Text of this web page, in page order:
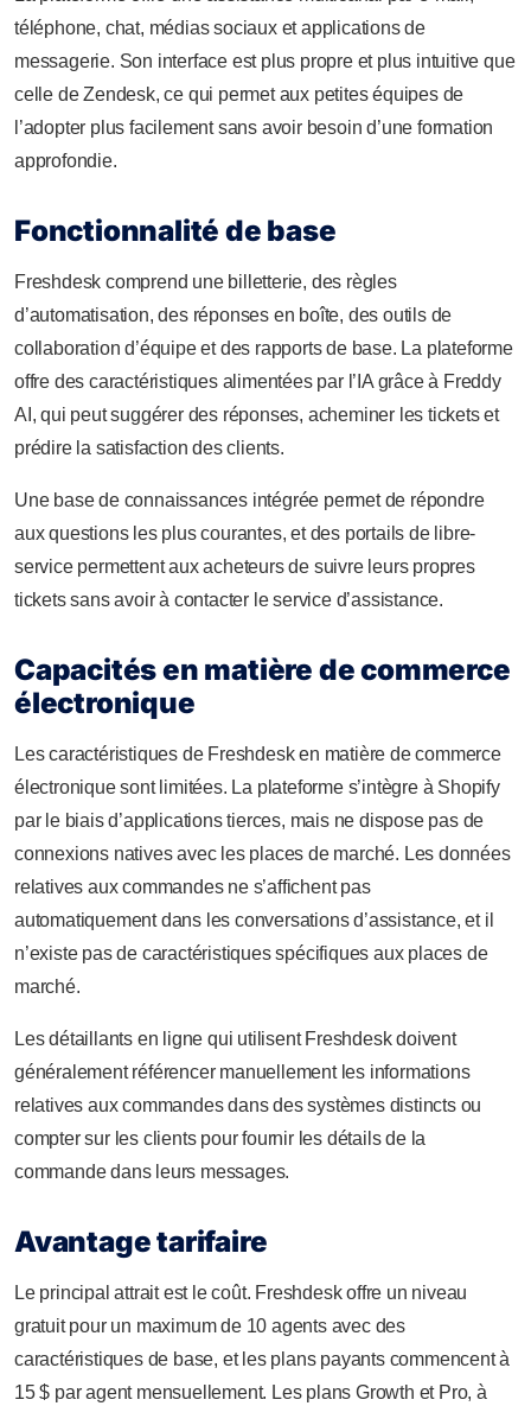
téléphone, chat, médias sociaux et applications de
messagerie. Son interface est plus propre et plus intuitive que
celle de Zendesk, ce qui permet aux petites équipes de
l’adopter plus facilement sans avoir besoin d’une formation
approfondie.
Fonctionnalité de base
Freshdesk comprend une billetterie, des règles
d’automatisation, des réponses en boîte, des outils de
collaboration d’équipe et des rapports de base. La plateforme
offre des caractéristiques alimentées par l’IA grâce à Freddy
AI, qui peut suggérer des réponses, acheminer les tickets et
prédire la satisfaction des clients.
Une base de connaissances intégrée permet de répondre
aux questions les plus courantes, et des portails de libre-
service permettent aux acheteurs de suivre leurs propres
tickets sans avoir à contacter le service d’assistance.
Capacités en matière de commerce
électronique
Les caractéristiques de Freshdesk en matière de commerce
électronique sont limitées. La plateforme s’intègre à Shopify
par le biais d’applications tierces, mais ne dispose pas de
connexions natives avec les places de marché. Les données
relatives aux commandes ne s’affichent pas
automatiquement dans les conversations d’assistance, et il
n’existe pas de caractéristiques spécifiques aux places de
marché.
Les détaillants en ligne qui utilisent Freshdesk doivent
généralement référencer manuellement les informations
relatives aux commandes dans des systèmes distincts ou
compter sur les clients pour fournir les détails de la
commande dans leurs messages.
Avantage tarifaire
Le principal attrait est le coût. Freshdesk offre un niveau
gratuit pour un maximum de 10 agents avec des
caractéristiques de base, et les plans payants commencent à
15 $ par agent mensuellement. Les plans Growth et Pro, à